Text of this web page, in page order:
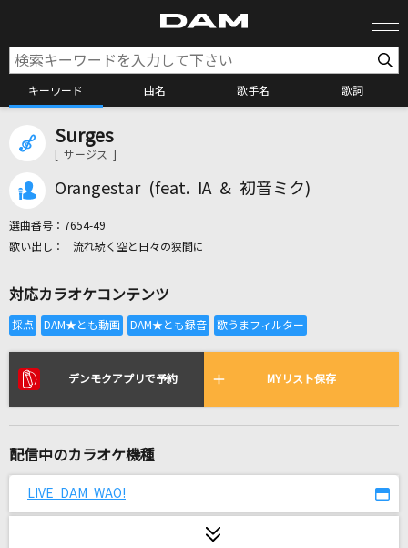
キーワード 曲名 歌手名 歌詞
カラオケ店舗検索
全国りれき
リアルタイムで歌われている曲の一覧
ベスト
Surges
[ サージス ]
Orangestar (feat. IA & 初音ミク)
選曲番号： 7654-49
流れ続く空と日々の狭間に
対応カラオケコンテンツ
デンモクアプリで予約 MYリスト保存
配信中のカラオケ機種
LIVE DAM WAO!